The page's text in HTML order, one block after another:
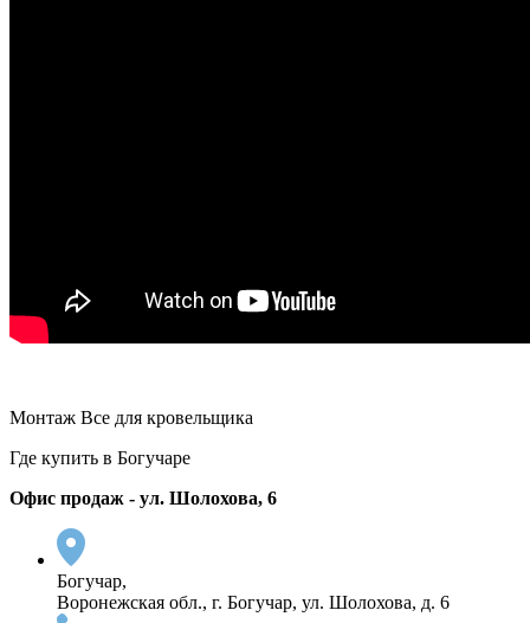
Монтаж Все для кровельщика
Где купить в Богучаре
Офис продаж - ул. Шолохова, 6
Богучар,
Воронежская обл., г. Богучар, ул. Шолохова, д. 6